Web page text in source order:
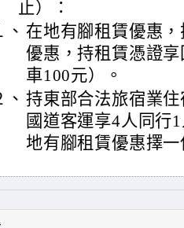
止）：
、 在地有腳租賃優惠
優惠，持租賃憑證
車100元）。
、 持東部合法旅宿業
國道客運享4人同行
地有腳租賃優惠擇一